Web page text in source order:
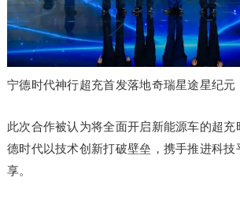
宁德时代神行超充首发落地奇瑞星途星纪元
此次合作被认为将全面开启新能源车的超
德时代以技术创新打破壁垒，携手推进科
享。